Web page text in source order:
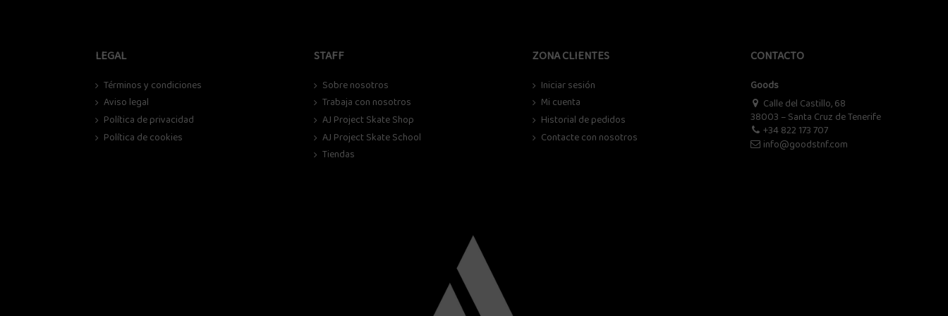
LEGAL
Términos y condiciones
Aviso legal
Política de privacidad
Política de cookies
STAFF
Sobre nosotros
Trabaja con nosotros
AJ Project Skate Shop
AJ Project Skate School
Tiendas
ZONA CLIENTES
Iniciar sesión
Mi cuenta
Historial de pedidos
Contacte con nosotros
CONTACTO
Goods
Calle del Castillo, 68
38003 – Santa Cruz de Tenerife
+34 822 173 707
info@goodstnf.com